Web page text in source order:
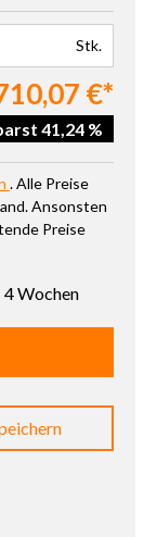
ein oder benutze
Stk.
€*
41,24 %
. Alle Preise
Ansonsten
Preise
Wochen